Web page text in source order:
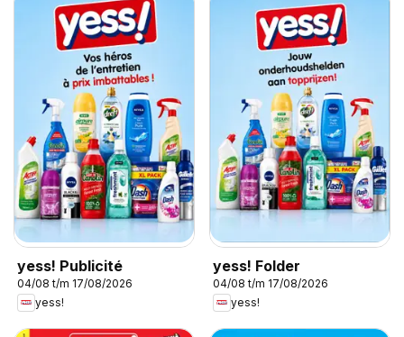
yess! Publicité
04/08 t/m 17/08/2026
yess!
yess! Folder
04/08 t/m 17/08/2026
yess!